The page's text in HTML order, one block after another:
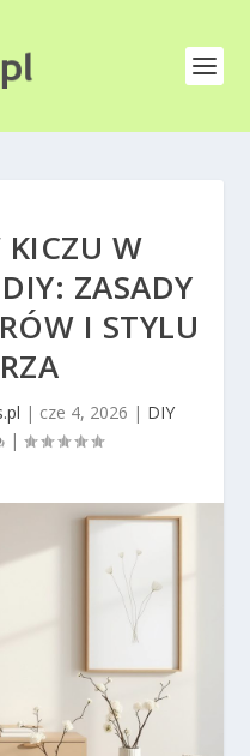
KICZU W
ZASADY
I STYLU
| cze 4, 2026 | DIY
|